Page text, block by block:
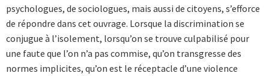
psychologues, de sociologues, mais aussi de citoyens, s’efforce
de répondre dans cet ouvrage. Lorsque la discrimination se
conjugue à l’isolement, lorsqu’on se trouve culpabilisé pour
une faute que l’on n’a pas commise, qu’on transgresse des
normes implicites, qu’on est le réceptacle d’une ­vio­lence